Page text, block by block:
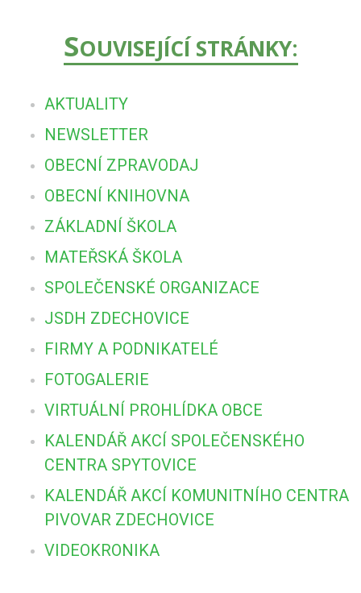
SOUVISEJÍCÍ STRÁNKY:
AKTUALITY
NEWSLETTER
OBECNÍ ZPRAVODAJ
OBECNÍ KNIHOVNA
ZÁKLADNÍ ŠKOLA
MATEŘSKÁ ŠKOLA
SPOLEČENSKÉ ORGANIZACE
JSDH ZDECHOVICE
FIRMY A PODNIKATELÉ
FOTOGALERIE
VIRTUÁLNÍ PROHLÍDKA OBCE
KALENDÁŘ AKCÍ SPOLEČENSKÉHO
CENTRA SPYTOVICE
KALENDÁŘ AKCÍ KOMUNITNÍHO CENTRA
PIVOVAR ZDECHOVICE
VIDEOKRONIKA